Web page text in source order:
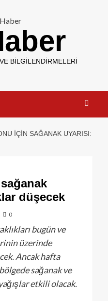
BILGILENDIRMELERI
IÇIN SAĞANAK UYARISI:
düşecek
0
bugün ve
üzerinde
Ancak hafta
sağanak ve
etkili olacak.